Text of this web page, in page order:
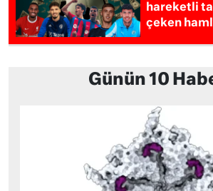
hareketli
çeken
Günün 10